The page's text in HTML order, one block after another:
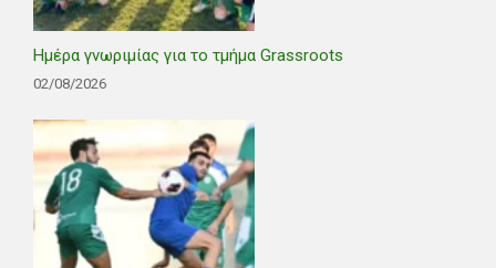
Ημέρα γνωριμίας για το τμήμα Grassroots
02/08/2026